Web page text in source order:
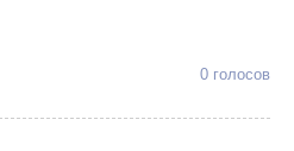
0 голосов